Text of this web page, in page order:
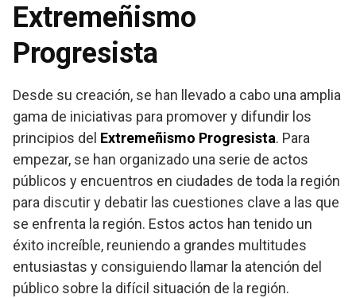
Extremeñismo
Progresista
Desde su creación, se han llevado a cabo una amplia
gama de iniciativas para promover y difundir los
principios del Extremeñismo Progresista. Para
empezar, se han organizado una serie de actos
públicos y encuentros en ciudades de toda la región
para discutir y debatir las cuestiones clave a las que
se enfrenta la región. Estos actos han tenido un
éxito increíble, reuniendo a grandes multitudes
entusiastas y consiguiendo llamar la atención del
público sobre la difícil situación de la región.